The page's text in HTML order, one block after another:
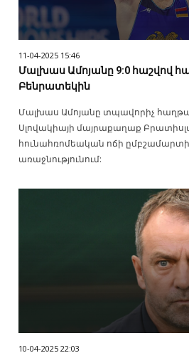
11-04-2025 15:46
Մալխաս Ամոյանը 9:0 հաշվով
Բենրատեկին
Մալխաս Ամոյանը տպավորիչ
Սլովակիայի մայրաքաղաք
հունահռոմեական ոճի
առաջնությունում:
10-04-2025 22:03